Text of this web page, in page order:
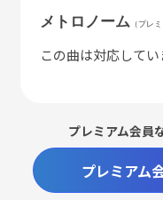
メトロノーム （プレ
この曲は対応して
プレミアム会員
プレミアム